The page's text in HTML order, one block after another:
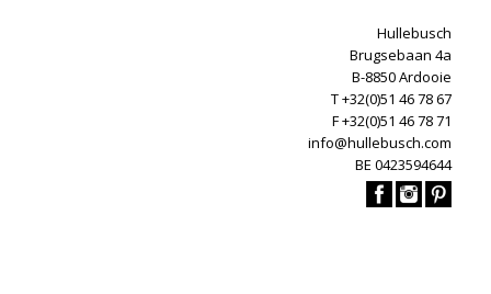
Hullebusch
Brugsebaan 4a
B-8850 Ardooie
T +32(0)51 46 78 67
F +32(0)51 46 78 71
info@hullebusch.com
BE 0423594644